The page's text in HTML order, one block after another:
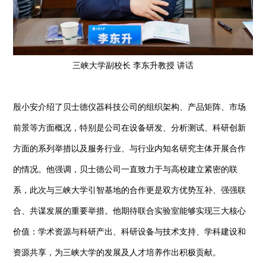
三峡大学副校长 李东升教授 讲话
殷小安介绍了贝士德仪器科技公司的组织架构、产品矩阵、市场
前景等方面概况，特别是公司在设备研发、分析测试、科研创新
方面的系列举措以及服务行业、与行业内知名研究主体开展合作
的情况。他强调，贝士德公司一直致力于与高校建立紧密的联
系，此次与三峡大学引智基地的合作更是双方优势互补、强强联
合、共谋发展的重要举措。他期待联合实验室能够实现三大核心
价值：学术资源与科研产出、科研设备与技术支持、学科建设和
资源共享，为三峡大学的发展及人才培养作出积极贡献。